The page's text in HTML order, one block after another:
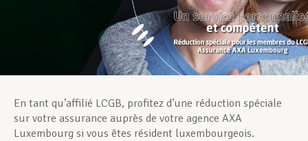
Structures syndicales
Assistance au Travail
Vos droits
En tant qu’affilié LCGB, profitez d’une réduction spéciale
sur votre assurance auprès de votre agence AXA
Luxembourg si vous êtes résident luxembourgeois.